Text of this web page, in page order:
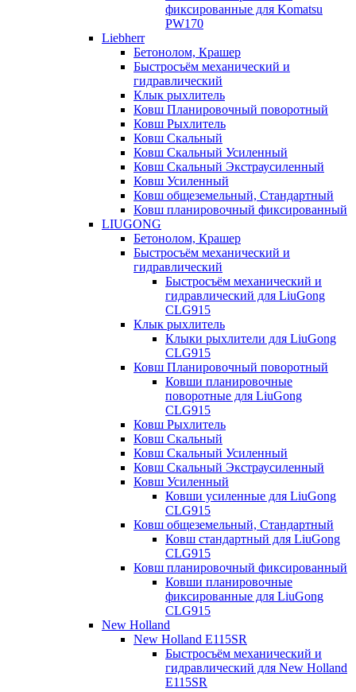
фиксированные для Komatsu
PW170
Liebherr
Бетонолом, Крашер
Быстросъём механический и
гидравлический
Клык рыхлитель
Ковш Планировочный поворотный
Ковш Рыхлитель
Ковш Скальный
Ковш Скальный Усиленный
Ковш Скальный Экстраусиленный
Ковш Усиленный
Ковш общеземельный, Стандартный
Ковш планировочный фиксированный
LIUGONG
Бетонолом, Крашер
Быстросъём механический и
гидравлический
Быстросъём механический и
гидравлический для LiuGong
CLG915
Клык рыхлитель
Клыки рыхлители для LiuGong
CLG915
Ковш Планировочный поворотный
Ковши планировочные
поворотные для LiuGong
CLG915
Ковш Рыхлитель
Ковш Скальный
Ковш Скальный Усиленный
Ковш Скальный Экстраусиленный
Ковш Усиленный
Ковши усиленные для LiuGong
CLG915
Ковш общеземельный, Стандартный
Ковш стандартный для LiuGong
CLG915
Ковш планировочный фиксированный
Ковши планировочные
фиксированные для LiuGong
CLG915
New Holland
New Holland E115SR
Быстросъём механический и
гидравлический для New Holland
E115SR